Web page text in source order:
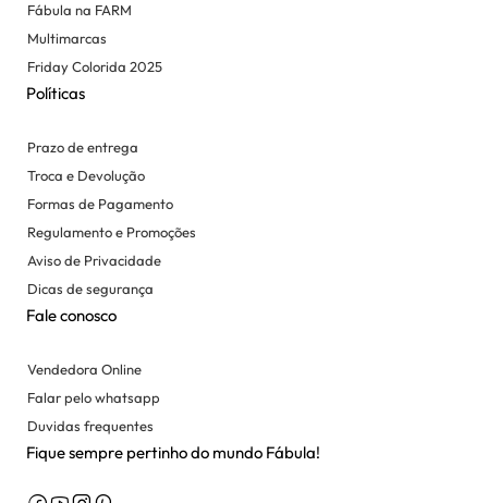
Fábula na FARM
Multimarcas
Friday Colorida 2025
Políticas
Prazo de entrega
Troca e Devolução
Formas de Pagamento
Regulamento e Promoções
Aviso de Privacidade
Dicas de segurança
Fale conosco
Vendedora Online
Falar pelo whatsapp
Duvidas frequentes
Fique sempre pertinho do mundo Fábula!